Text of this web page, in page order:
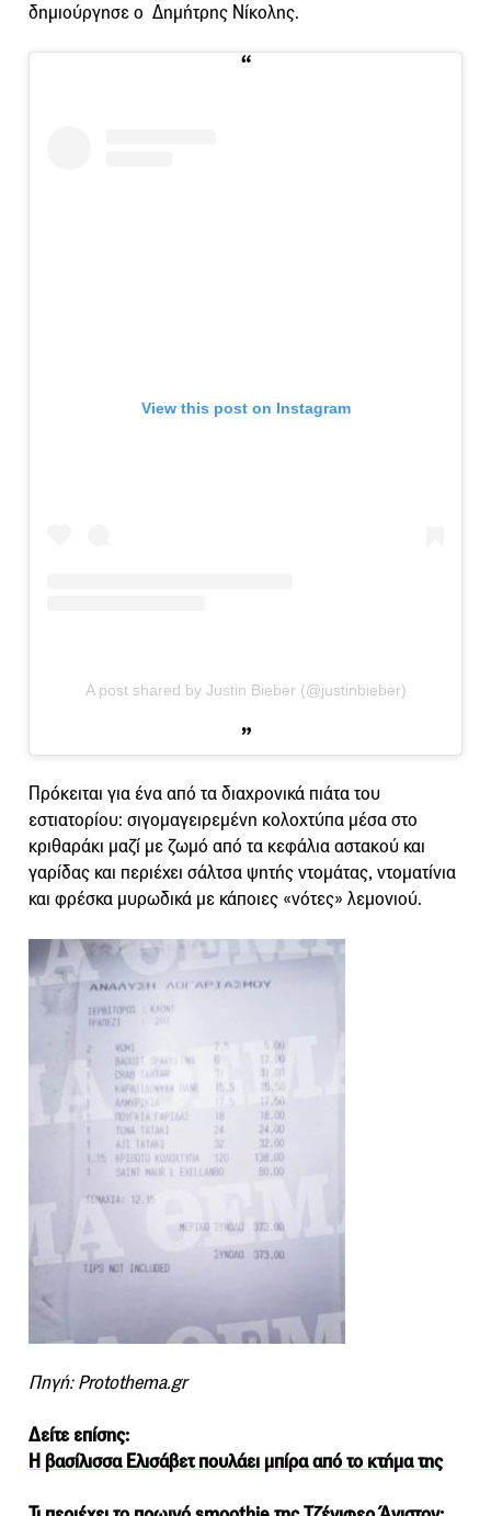
δημιούργησε ο Δημήτρης Νίκολης.
View this post on Instagram
A post shared by Justin Bieber (@justinbieber)
Πρόκειται για ένα από τα διαχρονικά πιάτα του
εστιατορίου: σιγομαγειρεμένη κολοχτύπα μέσα στο
κριθαράκι μαζί με ζωμό από τα κεφάλια αστακού και
γαρίδας και περιέχει σάλτσα ψητής ντομάτας, ντοματίνια
και φρέσκα μυρωδικά με κάποιες «νότες» λεμονιού.
Πηγή: Protothema.gr
Δείτε επίσης:
Η βασίλισσα Ελισάβετ πουλάει μπίρα από το κτήμα της